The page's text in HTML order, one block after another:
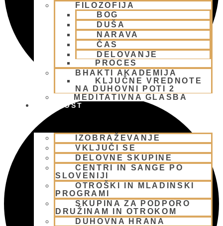
FILOZOFIJA
BOG
DUŠA
NARAVA
ČAS
DELOVANJE
PROCES
BHAKTI AKADEMIJA
KLJUČNE VREDNOTE
NA DUHOVNI POTI 2
MEDITATIVNA GLASBA
SKUPNOST
IZOBRAŽEVANJE
VKLJUČI SE
DELOVNE SKUPINE
CENTRI IN SANGE PO
SLOVENIJI
OTROŠKI IN MLADINSKI
PROGRAMI
SKUPINA ZA PODPORO
DRUŽINAM IN OTROKOM
DUHOVNA HRANA